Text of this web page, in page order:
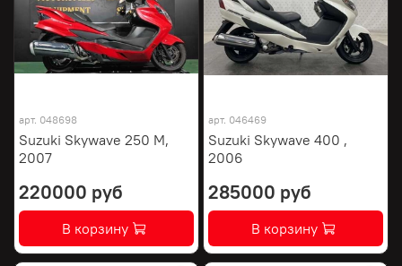
арт. 048698
Suzuki Skywave 250 M,
2007
220000 руб
В корзину
арт. 046469
Suzuki Skywave 400 ,
2006
285000 руб
В корзину